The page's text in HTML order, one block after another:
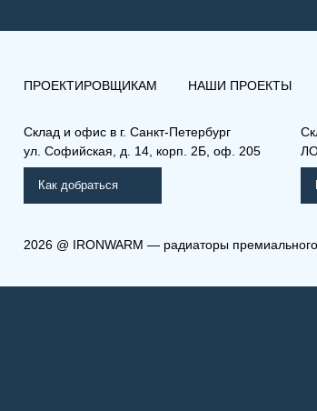
ПРОЕКТИРОВЩИКАМ НАШИ ПРОЕКТЫ
Склад и офис в г. Санкт-Петербург
ул. Софийская, д. 14, корп. 2Б, оф. 205
Как добраться
2026 @ IRONWARM — радиаторы премиального